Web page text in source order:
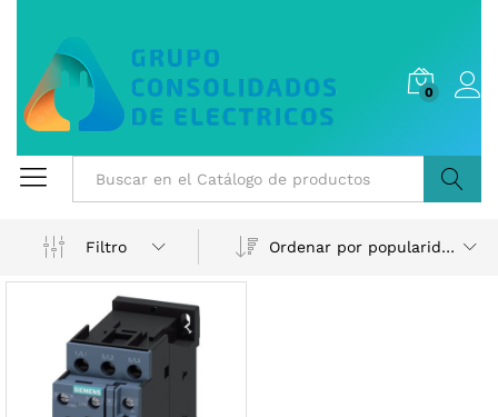
0
Filtro
Ordenar por popularidad